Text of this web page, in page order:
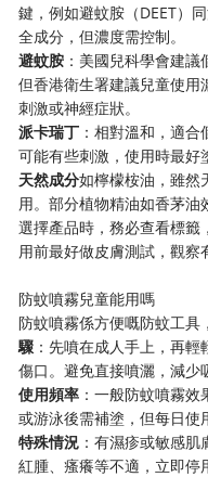
鍵，例如避蚊胺（DEET）
全成分，但濃度需控制。
​避蚊胺​ ：美國兒科學會建
但香港衛生署建議兒童使用
刺激或神經症狀。
​派卡瑞丁​ ：相對溫和，適
可能有些刺激，使用時最好
​天然成分​如檸檬桉油，雖然
用。部分植物精油如香茅油
選擇產品時，務必查看標籤
用前最好做皮膚測試，觀察
防蚊噴霧兒童能用嗎
防蚊噴霧係方便嘅防蚊工
驟​ ：先噴在成人手上，再
傷口。避免直接噴灑，減少
​使用頻率​ ：一般防蚊噴霧
或游泳後需補塗，但每日使
​特殊情況​ ：有濕疹或敏感
紅腫、瘙癢等不適，立即停